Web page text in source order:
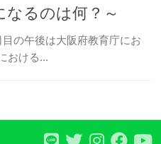
なるのは何？～
の午後は大阪府教育庁にお
おける...